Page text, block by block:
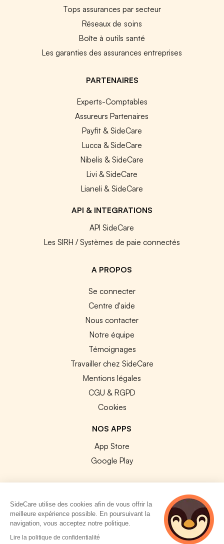
Tops assurances par secteur
Réseaux de soins
Boîte à outils santé
Les garanties des assurances entreprises
PARTENAIRES
Experts-Comptables
Assureurs Partenaires
Payfit & SideCare
Lucca & SideCare
Nibelis & SideCare
Livi & SideCare
Lianeli & SideCare
API & INTEGRATIONS
API SideCare
Les SIRH / Systèmes de paie connectés
A PROPOS
Se connecter
Centre d'aide
Nous contacter
Notre équipe
Témoignages
Travailler chez SideCare
Mentions légales
CGU & RGPD
Cookies
NOS APPS
App Store
Google Play
© 2026 SideCare. Tous droits réservés.
SideCare utilise des cookies afin de vous offrir la
meilleure expérience possible. En poursuivant la
navigation, vous acceptez notre politique.
Lire la politique de confidentialité
4 personnes